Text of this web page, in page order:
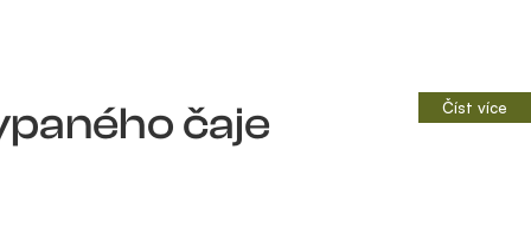
čaje Číst více